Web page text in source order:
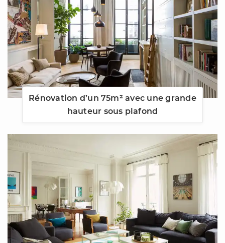
Rénovation d’un 75m² avec une grande
hauteur sous plafond